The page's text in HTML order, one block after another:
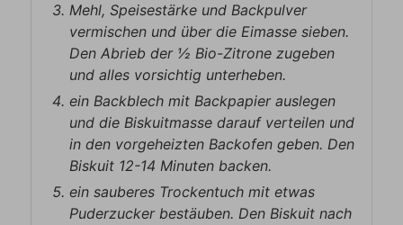
Mehl, Speisestärke und Backpulver
vermischen und über die Eimasse sieben.
Den Abrieb der ½ Bio-Zitrone zugeben
und alles vorsichtig unterheben.
ein Backblech mit Backpapier auslegen
und die Biskuitmasse darauf verteilen und
in den vorgeheizten Backofen geben. Den
Biskuit 12-14 Minuten backen.
ein sauberes Trockentuch mit etwas
Puderzucker bestäuben. Den Biskuit nach